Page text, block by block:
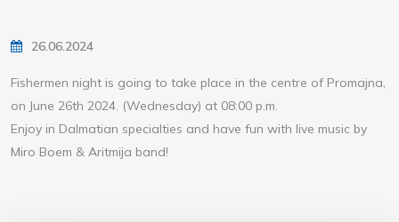
26.06.2024
Fishermen night is going to take place in the centre of Promajna,
on June 26th 2024. (Wednesday) at 08:00 p.m.
Enjoy in Dalmatian specialties and have fun with live music by
Miro Boem & Aritmija band!